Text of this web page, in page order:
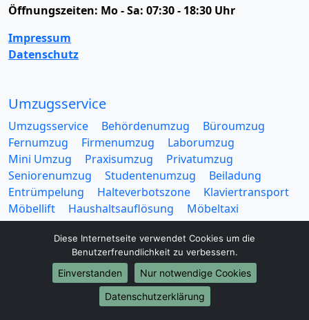
Öffnungszeiten: Mo - Sa: 07:30 - 18:30 Uhr
Impressum
Datenschutz
Umzugsservice
Umzugsservice Behördenumzug
Büroumzug
Fernumzug
Firmenumzug
Laborumzug
Mini Umzug
Praxisumzug
Privatumzug
Seniorenumzug
Studentenumzug
Beiladung
Entrümpelung
Halteverbotszone
Klaviertransport
Möbellift
Haushaltsauflösung
Möbeltaxi
Möbelmitfahrzentrale
Umzugskartons
Europa-Umzüge
Diese Internetseite verwendet Cookies um die
Benutzerfreundlichkeit zu verbessern.
Einverstanden
Nur notwendige Cookies
Datenschutzerklärung